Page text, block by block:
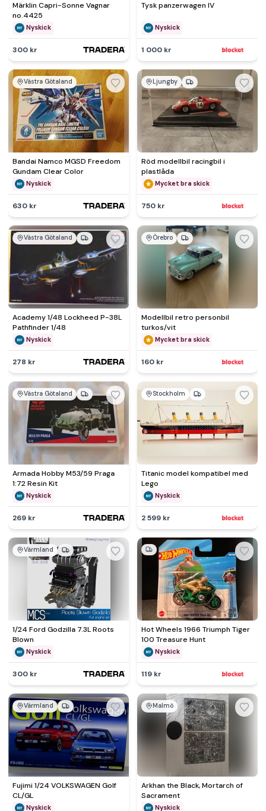
Märklin Capri-Sonne Vagnar
no.4425
Nyskick
300 kr
Tysk panzerwagen IV
Nyskick
1 000 kr
Västra Götaland
Bandai Namco MGSD Freedom
Gundam Clear Color
Nyskick
630 kr
Ljungby
Röd modellbil racingbil i
plastlåda
Mycket bra skick
750 kr
Västra Götaland
Academy 1/48 Lockheed P-38L
Pathfinder 1/48
Nyskick
278 kr
Örebro
Modellbil retro personbil
turkos/vit
Mycket bra skick
160 kr
Västra Götaland
Armada Hobby M53/59 Praga
1:72 Resin Kit
Nyskick
269 kr
Stockholm
Titanic model kompatibel med
Lego
Nyskick
2 599 kr
Värmland
1/24 Ford Godzilla 7.3L Roots
Blown
Nyskick
300 kr
Hot Wheels 1966 Triumph Tiger
100 Treasure Hunt
Nyskick
119 kr
Värmland
Fujimi 1/24 VOLKSWAGEN Golf
CL/GL
Nyskick
Malmö
Arkhan the Black, Mortarch of
Sacrament
Nyskick